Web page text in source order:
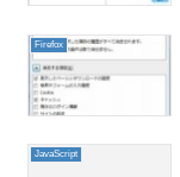
Firefox
JavaScript